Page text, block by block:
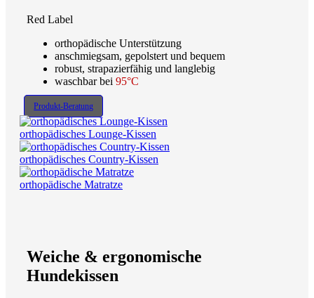
Red Label
orthopädische Unterstützung
anschmiegsam, gepolstert und bequem
robust, strapazierfähig und langlebig
waschbar bei 95°C
Produkt-Beratung
orthopädisches Lounge-Kissen
orthopädisches Country-Kissen
orthopädische Matratze
Weiche & ergonomische
Hundekissen